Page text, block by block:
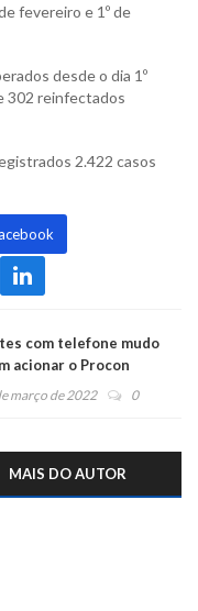
fevereiro e 1º de
desde o dia 1º
302 reinfectados
2.422 casos
com telefone mudo
acionar o Procon
março de 2022 0
MAIS DO AUTOR